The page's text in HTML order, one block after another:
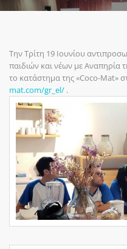
Την Τρίτη 19 Ιουνίου
παιδιών και νέων με Αναπηρία
το κατάστημα της «Coco-Mat»
mat.com/gr_el/ .